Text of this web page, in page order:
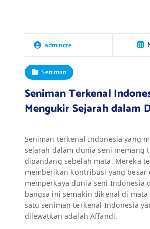
admincre
Seniman
Seniman Terkenal
Mengukir Sejarah dalam
Seniman terkenal Indonesia yang
sejarah dalam dunia seni memang
dipandang sebelah mata. Mereka
memberikan kontribusi yang besar
memperkaya dunia seni Indonesia
bangsa ini semakin dikenal di mata
satu seniman terkenal Indonesia
dilewatkan adalah Affandi.